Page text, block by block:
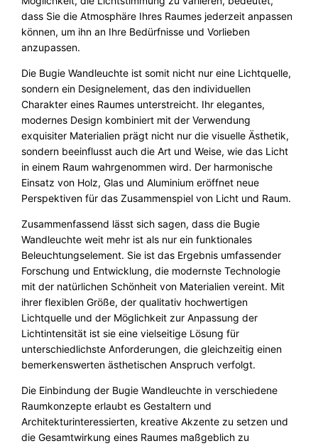
dass Sie die Atmosphäre Ihres Raumes jederzeit anpassen
können, um ihn an Ihre Bedürfnisse und Vorlieben
anzupassen.
Die Bugie Wandleuchte ist somit nicht nur eine Lichtquelle,
sondern ein Designelement, das den individuellen
Charakter eines Raumes unterstreicht. Ihr elegantes,
modernes Design kombiniert mit der Verwendung
exquisiter Materialien prägt nicht nur die visuelle Ästhetik,
sondern beeinflusst auch die Art und Weise, wie das Licht
in einem Raum wahrgenommen wird. Der harmonische
Einsatz von Holz, Glas und Aluminium eröffnet neue
Perspektiven für das Zusammenspiel von Licht und Raum.
Zusammenfassend lässt sich sagen, dass die Bugie
Wandleuchte weit mehr ist als nur ein funktionales
Beleuchtungselement. Sie ist das Ergebnis umfassender
Forschung und Entwicklung, die modernste Technologie
mit der natürlichen Schönheit von Materialien vereint. Mit
ihrer flexiblen Größe, der qualitativ hochwertigen
Lichtquelle und der Möglichkeit zur Anpassung der
Lichtintensität ist sie eine vielseitige Lösung für
unterschiedlichste Anforderungen, die gleichzeitig einen
bemerkenswerten ästhetischen Anspruch verfolgt.
Die Einbindung der Bugie Wandleuchte in verschiedene
Raumkonzepte erlaubt es Gestaltern und
Architekturinteressierten, kreative Akzente zu setzen und
die Gesamtwirkung eines Raumes maßgeblich zu